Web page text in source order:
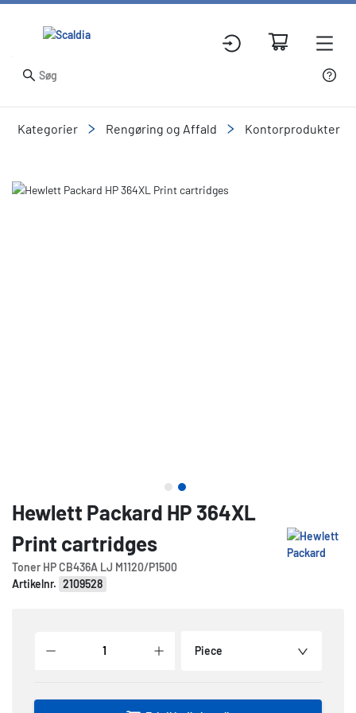
Kategorier Rengøring og Affald Kontorprodukter
Slide 2 of 2
Hewlett Packard HP 364XL
Print cartridges
Toner HP CB436A LJ M1120/P1500
Artikelnr. 2109528
Piece